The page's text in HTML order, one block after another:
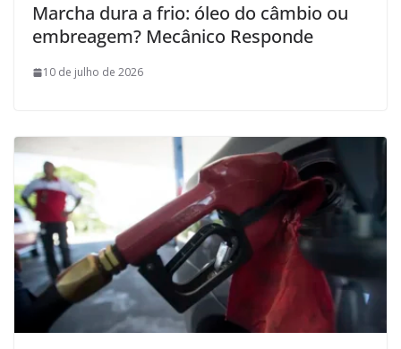
Marcha dura a frio: óleo do câmbio ou
embreagem? Mecânico Responde
10 de julho de 2026